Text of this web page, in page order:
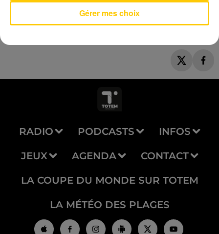
RADIO PODCASTS INFOS
JEUX AGENDA CONTACT
LA COUPE DU MONDE SUR TOTEM
LA MÉTÉO DES PLAGES
Gérer mes choix